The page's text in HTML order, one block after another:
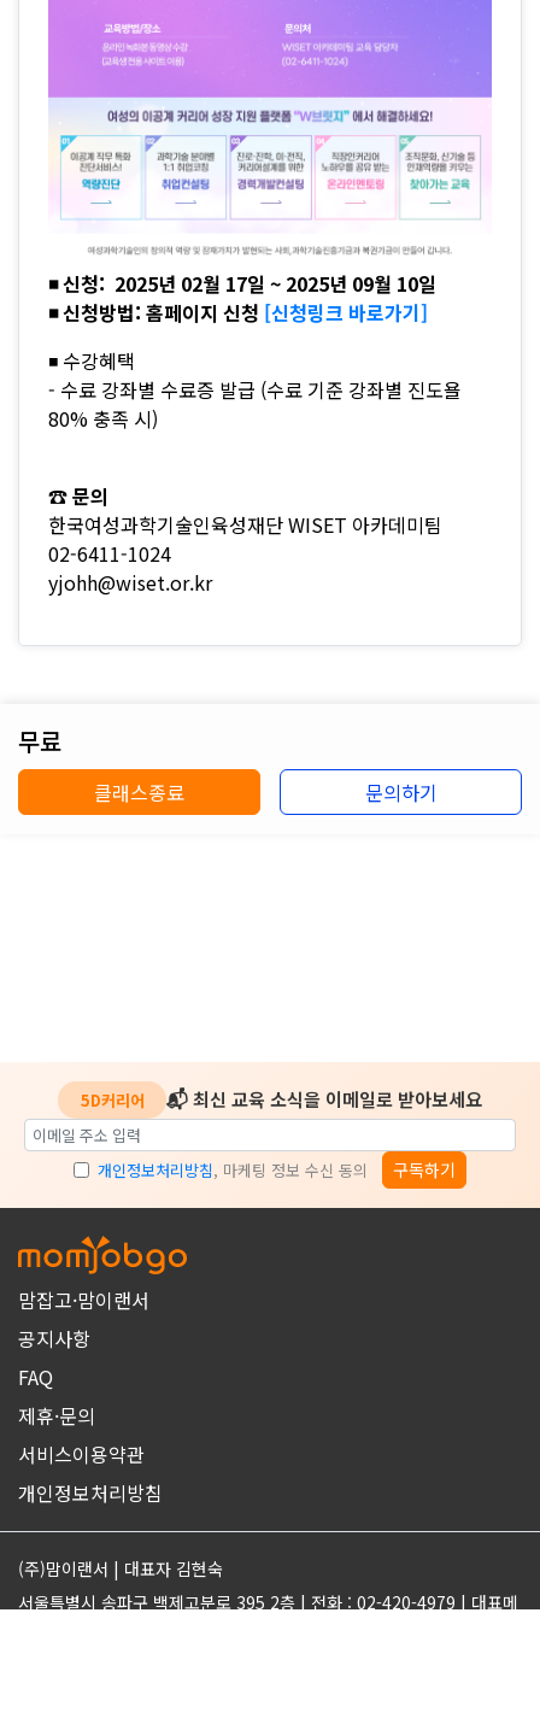
◾ 신청: 2025년 02월 17일 ~ 2025년 09월 10일
◾ 신청방법: 홈페이지 신청 [신청링크 바로가기]
◾ 수강혜택
- 수료 강좌별 수료증 발급 (수료 기준 강좌별 진도욜
80% 충족 시)
☎ 문의
한국여성과학기술인육성재단 WISET 아카데미팀
02-6411-1024
yjohh@wiset.or.kr
무료
클래스종료 문의하기
5D커리어 📬 최신 교육 소식을 이메일로 받아보세요
개인정보처리방침, 마케팅 정보 수신 동의 구독하기
맘잡고·맘이랜서
공지사항
FAQ
제휴·문의
서비스이용약관
개인정보처리방침
(주)맘이랜서 | 대표자 김현숙
서울특별시 송파구 백제고분로 395 2층 | 전화 : 02-420-4979 | 대표메